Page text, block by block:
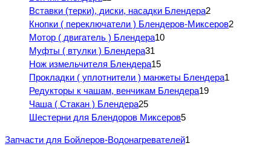
Вставки (терки), диски, насадки Блендера2
Кнопки ( переключатели ) Блендеров-Миксеров2
Мотор ( двигатель ) Блендера10
Муфты ( втулки ) Блендера31
Нож измельчителя Блендера15
Прокладки ( уплотнители ) манжеты Блендера1
Редукторы к чашам, венчикам Блендера19
Чаша ( Стакан ) Блендера25
Шестерни для Блендоров Миксеров5
Запчасти для Бойлеров-Водонагревателей1